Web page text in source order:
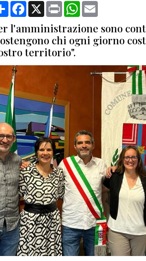
CondividiFacebook
X Print WhatsApp
l'amministrazione sono
chi ogni giorno
territorio".